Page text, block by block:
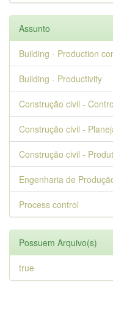
Assunto
Building - Production
Building - Productivity
Construção civil -
Construção civil -
Construção civil -
Engenharia de
Process control
Possuem Arquivo(s)
true